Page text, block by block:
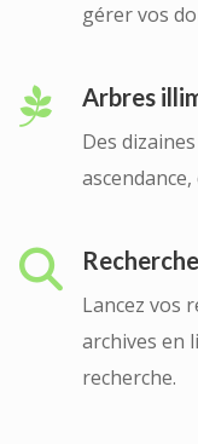
gérer vos
Arbres
Des
Lancez vos
archives en
recherche.